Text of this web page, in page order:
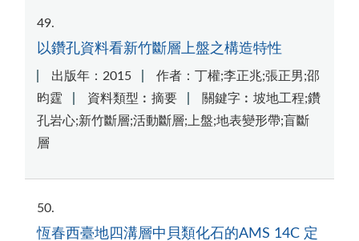
49
以鑽孔資料看新竹斷層上盤之構造特性
出版年：2015
作者：丁權;李正兆;張正男;邵
昀霆
資料類型︰摘要
關鍵字︰坡地工程;鑽
孔岩心;新竹斷層;活動斷層;上盤;地表變形帶;盲斷
層
50
恆春西臺地四溝層中貝類化石的AMS 14C 定